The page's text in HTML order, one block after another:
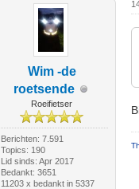
Wim -de
roetsende
Roeifietser
Berichten: 7.591
Topics: 190
Lid sinds: Apr 2017
Bedankt: 3651
11203 x bedankt in 5337